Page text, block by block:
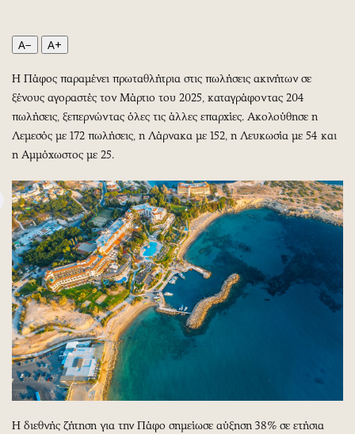
Κόσμος
Παράξενα
Πολιτισμός
Σινεμά
Θέατρο-Χορός
Μουσική
Εικαστικά
Βιβλίο
Χειρόγραφα
Media
Εκπομπές
Wine routes
Podcasts
Προσφορές
Προσωπικότητες στην ''Κ''
Επιστολές
A− A+
Η Πάφος παραμένει πρωταθλήτρια στις πωλήσεις ακινήτων σε
ξένους αγοραστές τον Μάρτιο του 2025, καταγράφοντας 204
πωλήσεις, ξεπερνώντας όλες τις άλλες επαρχίες. Ακολούθησε η
Λεμεσός με 172 πωλήσεις, η Λάρνακα με 152, η Λευκωσία με 54 και
η Αμμόχωστος με 25.
Η διεθνής ζήτηση για την Πάφο σημείωσε αύξηση 38% σε ετήσια